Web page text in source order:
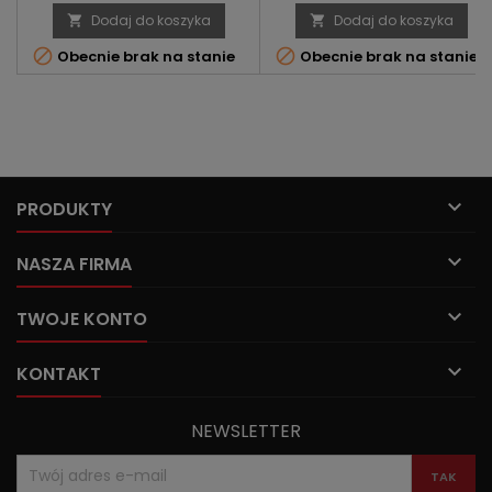
 Dodaj do koszyka
 Obecnie brak na stanie
 Dodaj do koszyka
 Obecnie brak na stanie
PRODUKTY 
NASZA FIRMA 
TWOJE KONTO 
KONTAKT 
NEWSLETTER